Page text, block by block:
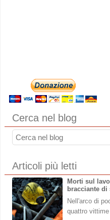
Cerca nel blog
Articoli più letti
Morti sul
bracciante di
Nell'arco di
quattro